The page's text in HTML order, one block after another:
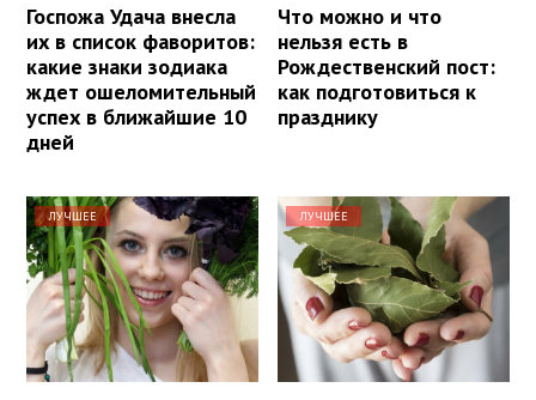
Госпожа Удача внесла
их в список фаворитов:
какие знаки зодиака
ждет ошеломительный
успех в ближайшие 10
дней
Что можно и что
нельзя есть в
Рождественский пост:
как подготовиться к
празднику
ЛУЧШЕЕ ЛУЧШЕЕ